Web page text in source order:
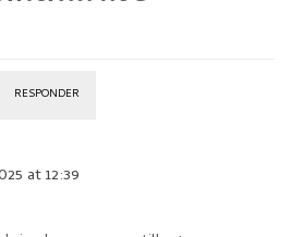
RESPONDER
at 12:39